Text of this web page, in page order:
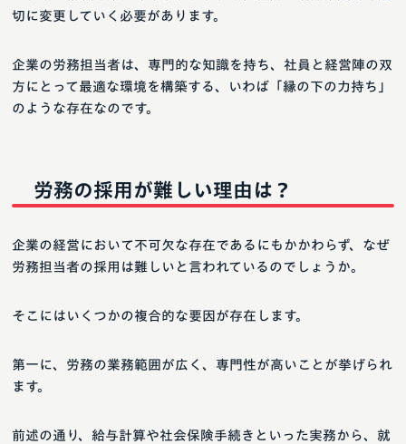
切に変更していく必要があります。
企業の労務担当者は、専門的な知識を持ち、社員と経営陣の双
方にとって最適な環境を構築する、いわば「縁の下の力持ち」
のような存在なのです。
労務の採用が難しい理由は？
企業の経営において不可欠な存在であるにもかかわらず、なぜ
労務担当者の採用は難しいと言われているのでしょうか。
そこにはいくつかの複合的な要因が存在します。
第一に、労務の業務範囲が広く、専門性が高いことが挙げられ
ます。
前述の通り、給与計算や社会保険手続きといった実務から、就